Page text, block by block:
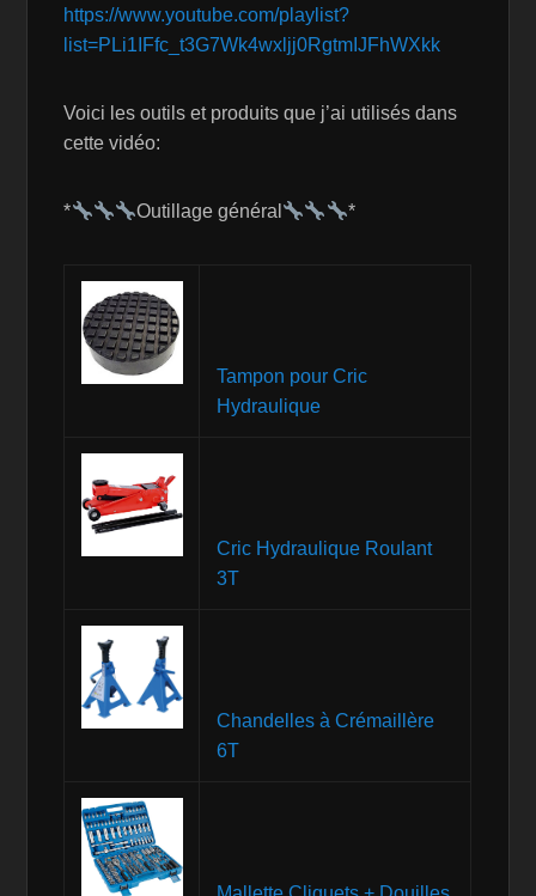
https://www.youtube.com/playlist?
list=PLi1IFfc_t3G7Wk4wxljj0RgtmIJFhWXkk
Voici les outils et produits que j’ai utilisés dans
cette vidéo:
* Outillage général *
Tampon pour Cric
Hydraulique
Cric Hydraulique Roulant
3T
Chandelles à Crémaillère
6T